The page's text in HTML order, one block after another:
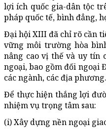
lợi ích quốc gia-dân tộc
pháp quốc tế, bình đẳng,
Đại hội XIII đã chỉ rõ cần
vững môi trường hòa
nâng cao vị thế và uy tín
ngoại, bao gồm đối ngoại
các ngành, các địa phương.
Để thực hiện thắng lợi
nhiệm vụ trọng tâm sau:
(i) Xây dựng nền ngoại